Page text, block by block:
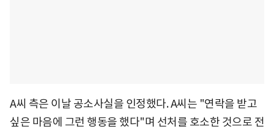
A씨 측은 이날 공소사실을 인정했다. A씨는 "연락을 받고
싶은 마음에 그런 행동을 했다"며 선처를 호소한 것으로 전